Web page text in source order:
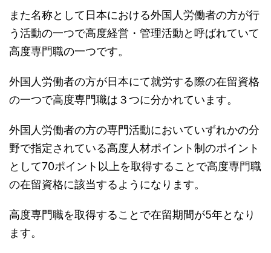
また名称として日本における外国人労働者の方が行
う活動の一つで高度経営・管理活動と呼ばれていて
高度専門職の一つです。
外国人労働者の方が日本にて就労する際の在留資格
の一つで高度専門職は３つに分かれています。
外国人労働者の方の専門活動においていずれかの分
野で指定されている高度人材ポイント制のポイント
として70ポイント以上を取得することで高度専門職
の在留資格に該当するようになります。
高度専門職を取得することで在留期間が5年となり
ます。